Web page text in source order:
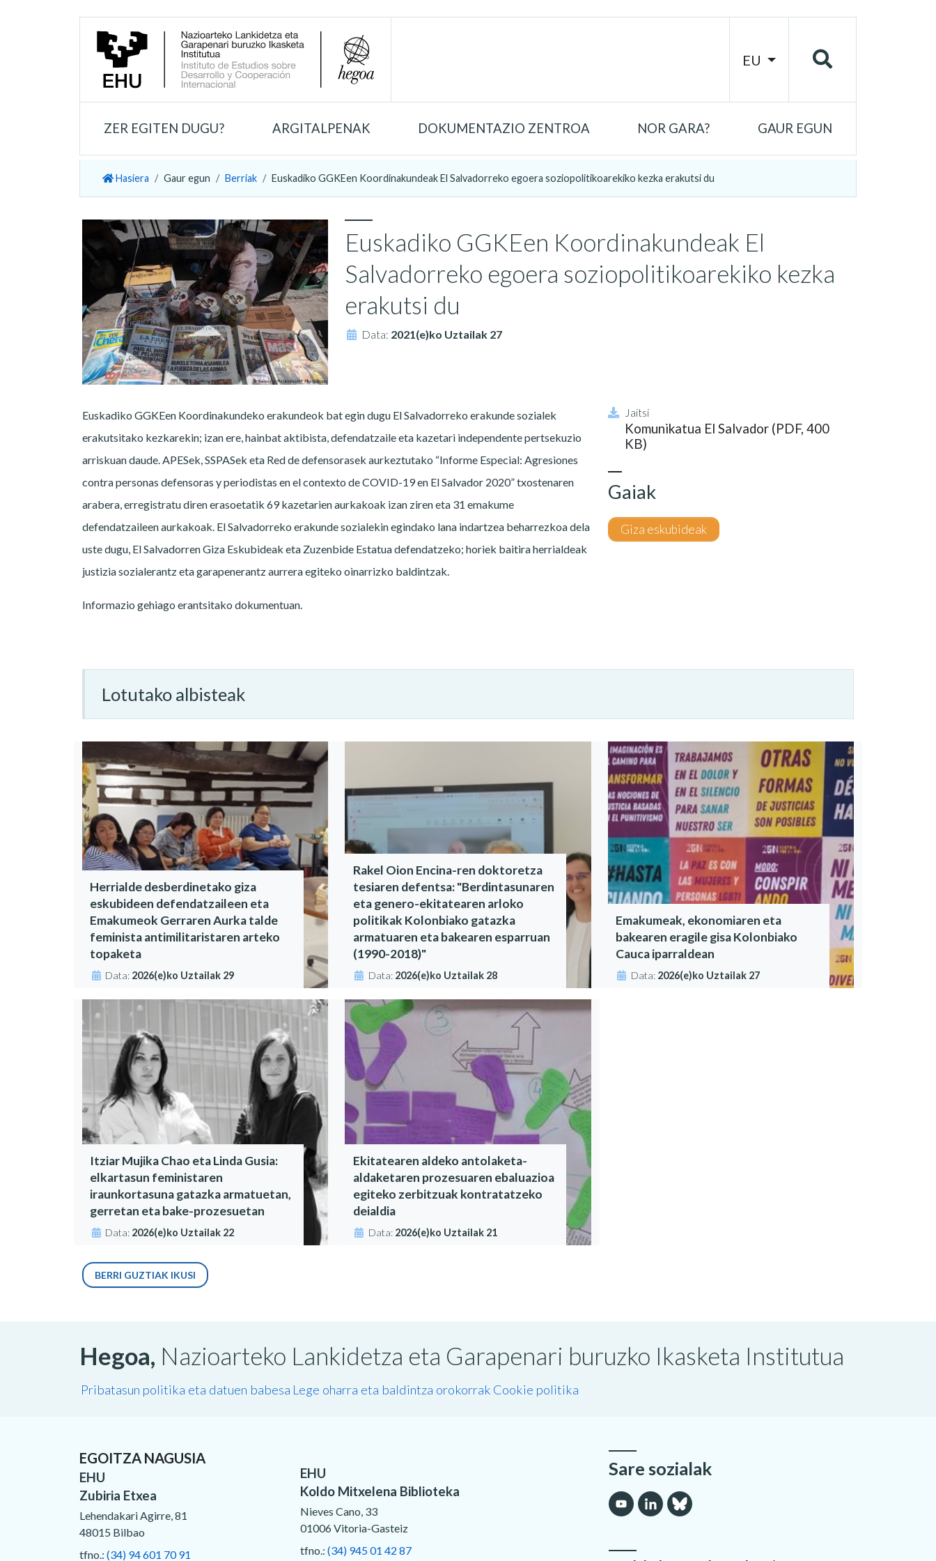
EU
ZER EGITEN DUGU? ARGITALPENAK DOKUMENTAZIO ZENTROA NOR GARA? GAUR EGUN
Hasiera Gaur egun Berriak Euskadiko GGKEen Koordinakundeak El Salvadorreko egoera soziopolitikoarekiko kezka erakutsi du
Euskadiko GGKEen Koordinakundeak El
Salvadorreko egoera soziopolitikoarekiko kezka
erakutsi du
Data: 2021(e)ko Uztailak 27
Euskadiko GGKEen Koordinakundeko erakundeok bat egin dugu El Salvadorreko erakunde sozialek
erakutsitako kezkarekin; izan ere, hainbat aktibista, defendatzaile eta kazetari independente pertsekuzio
arriskuan daude. APESek, SSPASek eta Red de defensorasek aurkeztutako “Informe Especial: Agresiones
contra personas defensoras y periodistas en el contexto de COVID-19 en El Salvador 2020” txostenaren
arabera, erregistratu diren erasoetatik 69 kazetarien aurkakoak izan ziren eta 31 emakume
defendatzaileen aurkakoak. El Salvadorreko erakunde sozialekin egindako lana indartzea beharrezkoa dela
uste dugu, El Salvadorren Giza Eskubideak eta Zuzenbide Estatua defendatzeko; horiek baitira herrialdeak
justizia sozialerantz eta garapenerantz aurrera egiteko oinarrizko baldintzak.
Informazio gehiago erantsitako dokumentuan.
Jaitsi
Komunikatua El Salvador (PDF, 400
KB)
Gaiak
Giza eskubideak
Lotutako albisteak
Herrialde desberdinetako giza
eskubideen defendatzaileen eta
Emakumeok Gerraren Aurka talde
feminista antimilitaristaren arteko
topaketa
Data: 2026(e)ko Uztailak 29
Rakel Oion Encina-ren doktoretza
tesiaren defentsa: "Berdintasunaren
eta genero-ekitatearen arloko
politikak Kolonbiako gatazka
armatuaren eta bakearen esparruan
(1990-2018)"
Data: 2026(e)ko Uztailak 28
Emakumeak, ekonomiaren eta
bakearen eragile gisa Kolonbiako
Cauca iparraldean
Data: 2026(e)ko Uztailak 27
Itziar Mujika Chao eta Linda Gusia:
elkartasun feministaren
iraunkortasuna gatazka armatuetan,
gerretan eta bake-prozesuetan
Data: 2026(e)ko Uztailak 22
Ekitatearen aldeko antolaketa-
aldaketaren prozesuaren ebaluazioa
egiteko zerbitzuak kontratatzeko
deialdia
Data: 2026(e)ko Uztailak 21
BERRI GUZTIAK IKUSI
Hegoa, Nazioarteko Lankidetza eta Garapenari buruzko Ikasketa Institutua
Pribatasun politika eta datuen babesa Lege oharra eta baldintza orokorrak Cookie politika
EGOITZA NAGUSIA
EHU
Zubiria Etxea
Lehendakari Agirre, 81
48015 Bilbao
tfno.: (34) 94 601 70 91
EHU
Koldo Mitxelena Biblioteka
Nieves Cano, 33
01006 Vitoria-Gasteiz
tfno.: (34) 945 01 42 87
Sare sozialak